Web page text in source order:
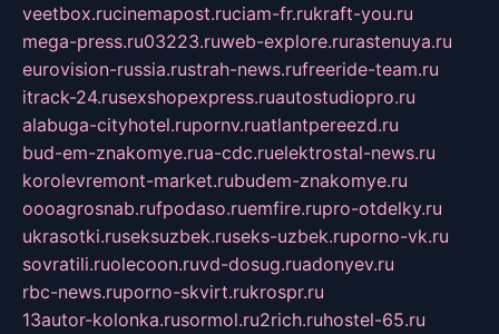
veetbox.rucinemapost.ruciam-fr.rukraft-you.ru
mega-press.ru03223.ruweb-explore.rurastenuya.ru
eurovision-russia.rustrah-news.rufreeride-team.ru
itrack-24.rusexshopexpress.ruautostudiopro.ru
alabuga-cityhotel.rupornv.ruatlantpereezd.ru
bud-em-znakomye.rua-cdc.ruelektrostal-news.ru
korolevremont-market.rubudem-znakomye.ru
oooagrosnab.rufpodaso.ruemfire.rupro-otdelky.ru
ukrasotki.ruseksuzbek.ruseks-uzbek.ruporno-vk.ru
sovratili.ruolecoon.ruvd-dosug.ruadonyev.ru
rbc-news.ruporno-skvirt.rukrospr.ru
13autor-kolonka.rusormol.ru2rich.ruhostel-65.ru